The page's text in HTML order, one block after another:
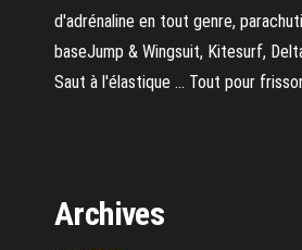
d'adrénaline en tout genre,
baseJump & Wingsuit, Kitesurf,
Saut à l'élastique ... Tout pour
Archives